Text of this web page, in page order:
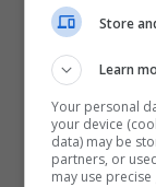
Store
Learn
Your personal
your device
data) may be
partners, or
may use